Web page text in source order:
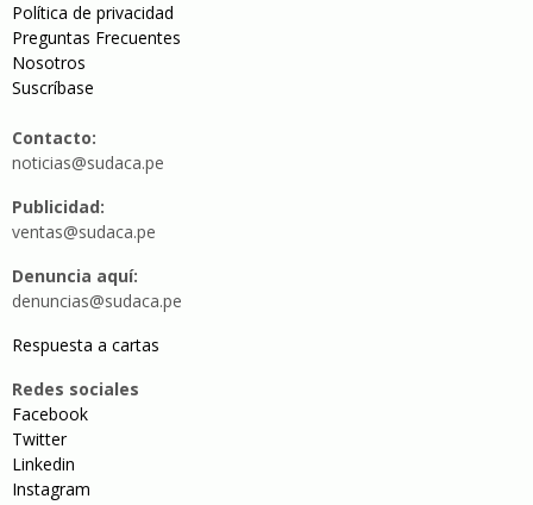
Política de privacidad
Preguntas Frecuentes
Nosotros
Suscríbase
Contacto:
noticias@sudaca.pe
Publicidad:
ventas@sudaca.pe
Denuncia aquí:
denuncias@sudaca.pe
Respuesta a cartas
Redes sociales
Facebook
Twitter
Linkedin
Instagram